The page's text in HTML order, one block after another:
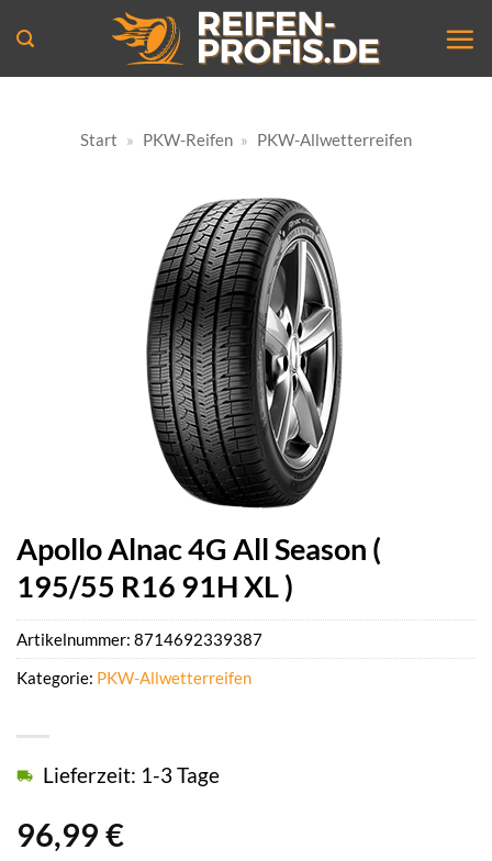
Inhalt
springen
Start » PKW-Reifen » PKW-Allwetterreifen
Apollo Alnac 4G All Season (
195/55 R16 91H XL )
96,99 €
Lieferzeit: 1-3 Tage
Artikelnummer: 8714692339387
Kategorie: PKW-Allwetterreifen